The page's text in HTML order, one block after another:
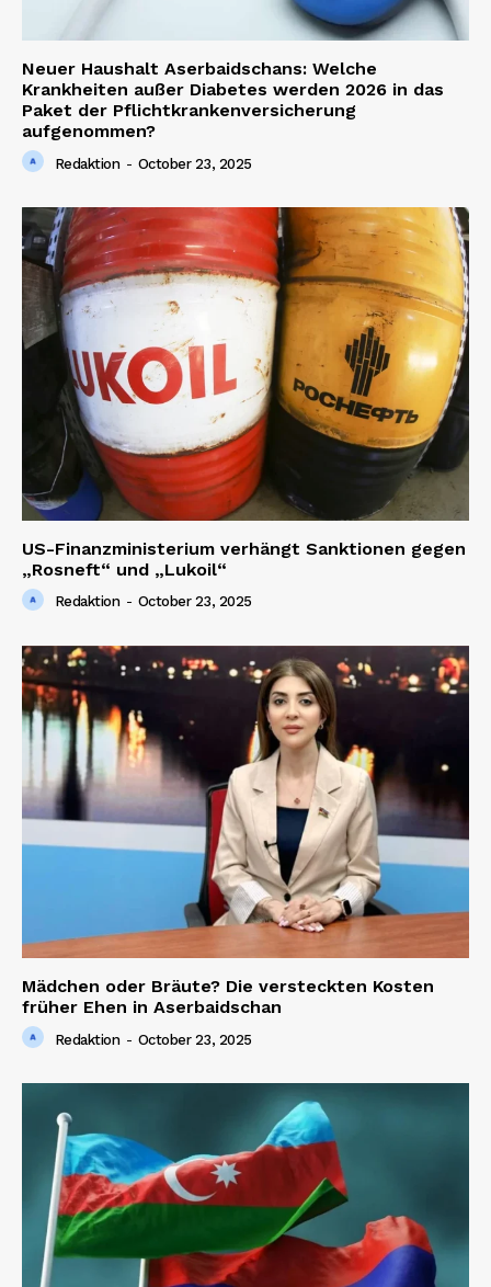
Neuer Haushalt Aserbaidschans: Welche
Krankheiten außer Diabetes werden 2026 in das
Paket der Pflichtkrankenversicherung
aufgenommen?
Redaktion - October 23, 2025
US-Finanzministerium verhängt Sanktionen gegen
„Rosneft“ und „Lukoil“
Redaktion - October 23, 2025
Mädchen oder Bräute? Die versteckten Kosten
früher Ehen in Aserbaidschan
Redaktion - October 23, 2025